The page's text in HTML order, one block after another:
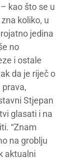
kao što se u
koliko, u
jedina
no
i ostale
da je riječ o
Stjepan
glasati i na
“Znam
na groblju
aktualni